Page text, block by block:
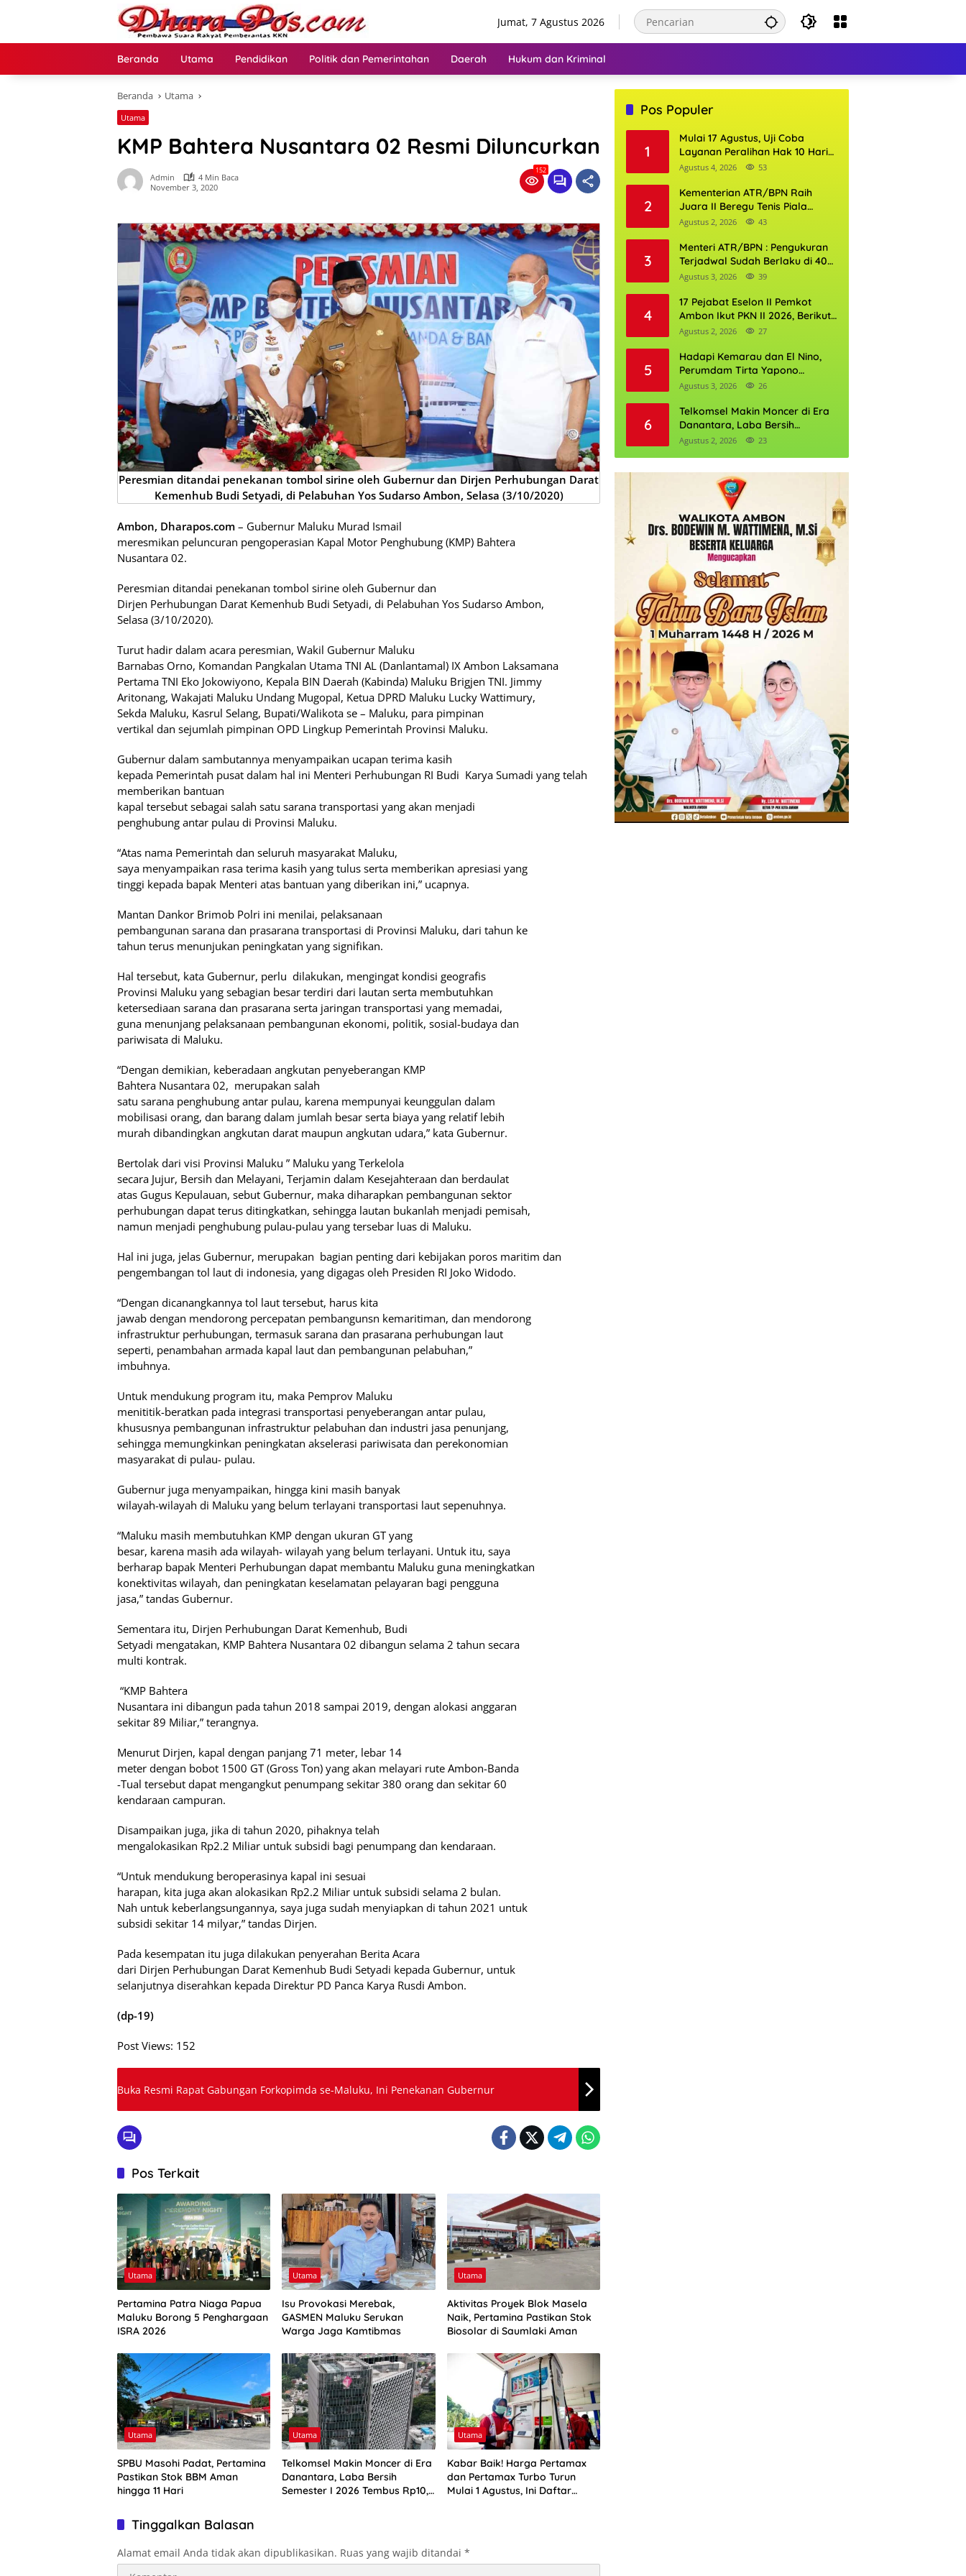
Jumat, 7 Agustus 2026
Beranda Utama Pendidikan Politik dan Pemerintahan Daerah Hukum dan Kriminal
Beranda Utama
Utama
KMP Bahtera Nusantara 02 Resmi Diluncurkan
Admin
4 Min Baca
November 3, 2020
152
Peresmian ditandai penekanan tombol sirine oleh Gubernur dan Dirjen Perhubungan Darat
Kemenhub Budi Setyadi, di Pelabuhan Yos Sudarso Ambon, Selasa (3/10/2020)
Ambon, Dharapos.com – Gubernur Maluku Murad Ismail
meresmikan peluncuran pengoperasian Kapal Motor Penghubung (KMP) Bahtera
Nusantara 02.
Peresmian ditandai penekanan tombol sirine oleh Gubernur dan
Dirjen Perhubungan Darat Kemenhub Budi Setyadi, di Pelabuhan Yos Sudarso Ambon,
Selasa (3/10/2020).
Turut hadir dalam acara peresmian, Wakil Gubernur Maluku
Barnabas Orno, Komandan Pangkalan Utama TNI AL (Danlantamal) IX Ambon Laksamana
Pertama TNI Eko Jokowiyono, Kepala BIN Daerah (Kabinda) Maluku Brigjen TNI. Jimmy
Aritonang, Wakajati Maluku Undang Mugopal, Ketua DPRD Maluku Lucky Wattimury,
Sekda Maluku, Kasrul Selang, Bupati/Walikota se – Maluku, para pimpinan
vertikal dan sejumlah pimpinan OPD Lingkup Pemerintah Provinsi Maluku.
Gubernur dalam sambutannya menyampaikan ucapan terima kasih
kepada Pemerintah pusat dalam hal ini Menteri Perhubungan RI Budi Karya Sumadi yang telah
memberikan bantuan
kapal tersebut sebagai salah satu sarana transportasi yang akan menjadi
penghubung antar pulau di Provinsi Maluku.
“Atas nama Pemerintah dan seluruh masyarakat Maluku,
saya menyampaikan rasa terima kasih yang tulus serta memberikan apresiasi yang
tinggi kepada bapak Menteri atas bantuan yang diberikan ini,” ucapnya.
Mantan Dankor Brimob Polri ini menilai, pelaksanaan
pembangunan sarana dan prasarana transportasi di Provinsi Maluku, dari tahun ke
tahun terus menunjukan peningkatan yang signifikan.
Hal tersebut, kata Gubernur, perlu dilakukan, mengingat kondisi geografis
Provinsi Maluku yang sebagian besar terdiri dari lautan serta membutuhkan
ketersediaan sarana dan prasarana serta jaringan transportasi yang memadai,
guna menunjang pelaksanaan pembangunan ekonomi, politik, sosial-budaya dan
pariwisata di Maluku.
“Dengan demikian, keberadaan angkutan penyeberangan KMP
Bahtera Nusantara 02, merupakan salah
satu sarana penghubung antar pulau, karena mempunyai keunggulan dalam
mobilisasi orang, dan barang dalam jumlah besar serta biaya yang relatif lebih
murah dibandingkan angkutan darat maupun angkutan udara,” kata Gubernur.
Bertolak dari visi Provinsi Maluku ” Maluku yang Terkelola
secara Jujur, Bersih dan Melayani, Terjamin dalam Kesejahteraan dan berdaulat
atas Gugus Kepulauan, sebut Gubernur, maka diharapkan pembangunan sektor
perhubungan dapat terus ditingkatkan, sehingga lautan bukanlah menjadi pemisah,
namun menjadi penghubung pulau-pulau yang tersebar luas di Maluku.
Hal ini juga, jelas Gubernur, merupakan bagian penting dari kebijakan poros maritim dan
pengembangan tol laut di indonesia, yang digagas oleh Presiden RI Joko Widodo.
“Dengan dicanangkannya tol laut tersebut, harus kita
jawab dengan mendorong percepatan pembangunsn kemaritiman, dan mendorong
infrastruktur perhubungan, termasuk sarana dan prasarana perhubungan laut
seperti, penambahan armada kapal laut dan pembangunan pelabuhan,”
imbuhnya.
Untuk mendukung program itu, maka Pemprov Maluku
menititik-beratkan pada integrasi transportasi penyeberangan antar pulau,
khususnya pembangunan infrastruktur pelabuhan dan industri jasa penunjang,
sehingga memungkinkan peningkatan akselerasi pariwisata dan perekonomian
masyarakat di pulau- pulau.
Gubernur juga menyampaikan, hingga kini masih banyak
wilayah-wilayah di Maluku yang belum terlayani transportasi laut sepenuhnya.
“Maluku masih membutuhkan KMP dengan ukuran GT yang
besar, karena masih ada wilayah- wilayah yang belum terlayani. Untuk itu, saya
berharap bapak Menteri Perhubungan dapat membantu Maluku guna meningkatkan
konektivitas wilayah, dan peningkatan keselamatan pelayaran bagi pengguna
jasa,” tandas Gubernur.
Sementara itu, Dirjen Perhubungan Darat Kemenhub, Budi
Setyadi mengatakan, KMP Bahtera Nusantara 02 dibangun selama 2 tahun secara
multi kontrak.
“KMP Bahtera
Nusantara ini dibangun pada tahun 2018 sampai 2019, dengan alokasi anggaran
sekitar 89 Miliar,” terangnya.
Menurut Dirjen, kapal dengan panjang 71 meter, lebar 14
meter dengan bobot 1500 GT (Gross Ton) yang akan melayari rute Ambon-Banda
-Tual tersebut dapat mengangkut penumpang sekitar 380 orang dan sekitar 60
kendaraan campuran.
Disampaikan juga, jika di tahun 2020, pihaknya telah
mengalokasikan Rp2.2 Miliar untuk subsidi bagi penumpang dan kendaraan.
“Untuk mendukung beroperasinya kapal ini sesuai
harapan, kita juga akan alokasikan Rp2.2 Miliar untuk subsidi selama 2 bulan.
Nah untuk keberlangsungannya, saya juga sudah menyiapkan di tahun 2021 untuk
subsidi sekitar 14 milyar,” tandas Dirjen.
Pada kesempatan itu juga dilakukan penyerahan Berita Acara
dari Dirjen Perhubungan Darat Kemenhub Budi Setyadi kepada Gubernur, untuk
selanjutnya diserahkan kepada Direktur PD Panca Karya Rusdi Ambon.
(dp-19)
Post Views: 152
Buka Resmi Rapat Gabungan Forkopimda se-Maluku, Ini Penekanan Gubernur
Pos Terkait
Utama
Pertamina Patra Niaga Papua
Maluku Borong 5 Penghargaan
ISRA 2026
Utama
Isu Provokasi Merebak,
GASMEN Maluku Serukan
Warga Jaga Kamtibmas
Utama
Aktivitas Proyek Blok Masela
Naik, Pertamina Pastikan Stok
Biosolar di Saumlaki Aman
Utama
SPBU Masohi Padat, Pertamina
Pastikan Stok BBM Aman
hingga 11 Hari
Utama
Telkomsel Makin Moncer di Era
Danantara, Laba Bersih
Semester I 2026 Tembus Rp10,4
Utama
Kabar Baik! Harga Pertamax
dan Pertamax Turbo Turun
Mulai 1 Agustus, Ini Daftar
Tinggalkan Balasan
Alamat email Anda tidak akan dipublikasikan. Ruas yang wajib ditandai *
Pos Populer
1
Mulai 17 Agustus, Uji Coba
Layanan Peralihan Hak 10 Hari
di 15 Kantor Pertanahan
Agustus 4, 2026 53
2
Kementerian ATR/BPN Raih
Juara II Beregu Tenis Piala
Gubernur DKI Jakarta 2026
Agustus 2, 2026 43
3
Menteri ATR/BPN : Pengukuran
Terjadwal Sudah Berlaku di 400
Kantor Pertanahan
Agustus 3, 2026 39
4
17 Pejabat Eselon II Pemkot
Ambon Ikut PKN II 2026, Berikut
Daftarnya
Agustus 2, 2026 27
5
Hadapi Kemarau dan El Nino,
Perumdam Tirta Yapono
Perkuat Cadangan Air Ambon
Agustus 3, 2026 26
6
Telkomsel Makin Moncer di Era
Danantara, Laba Bersih
Semester I 2026 Tembus Rp10,4
Agustus 2, 2026 23